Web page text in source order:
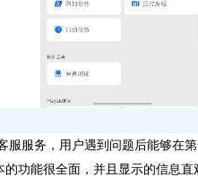
服务，用户遇到问题后能够在第
能很全面，并且显示的信息直